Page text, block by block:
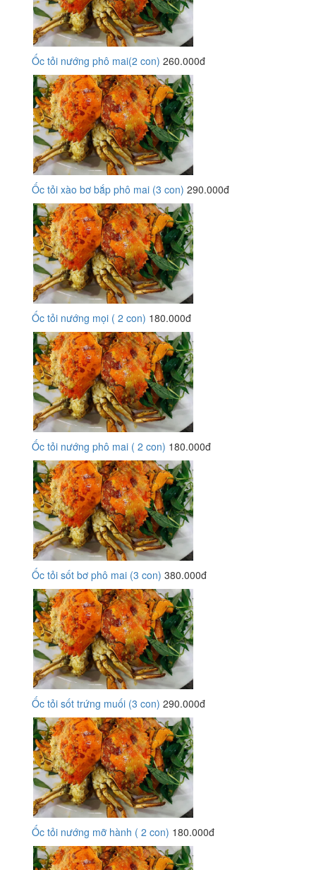
Ốc tỏi nướng phô mai(2 con) 260.000đ
Ốc tỏi xào bơ bắp phô mai (3 con) 290.000đ
Ốc tỏi nướng mọi ( 2 con) 180.000đ
Ốc tỏi nướng phô mai ( 2 con) 180.000đ
Ốc tỏi sốt bơ phô mai (3 con) 380.000đ
Ốc tỏi sốt trứng muối (3 con) 290.000đ
Ốc tỏi nướng mỡ hành ( 2 con) 180.000đ